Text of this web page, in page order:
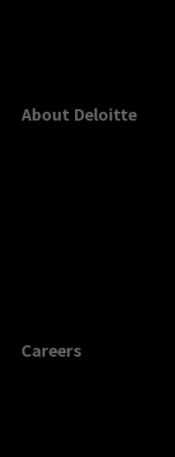
About Deloitte
Careers